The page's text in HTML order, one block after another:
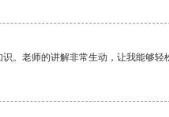
。老师的讲解非常生动，让我能够轻